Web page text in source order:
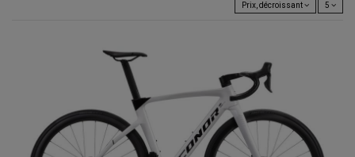
Prix, décroissant 5